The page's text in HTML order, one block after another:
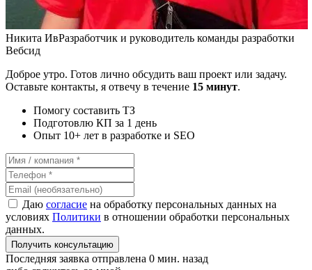
Никита ИвРазработчик и руководитель команды разработки
Вебсид
Доброе утро. Готов лично обсудить ваш проект или задачу.
Оставьте контакты, я отвечу в течение 15 минут.
Помогу составить ТЗ
Подготовлю КП за 1 день
Опыт 10+ лет в разработке и SEO
Даю согласие на обработку персональных данных на
условиях Политики в отношении обработки персональных
данных.
Получить консультацию
Последняя заявка отправлена 0 мин. назад